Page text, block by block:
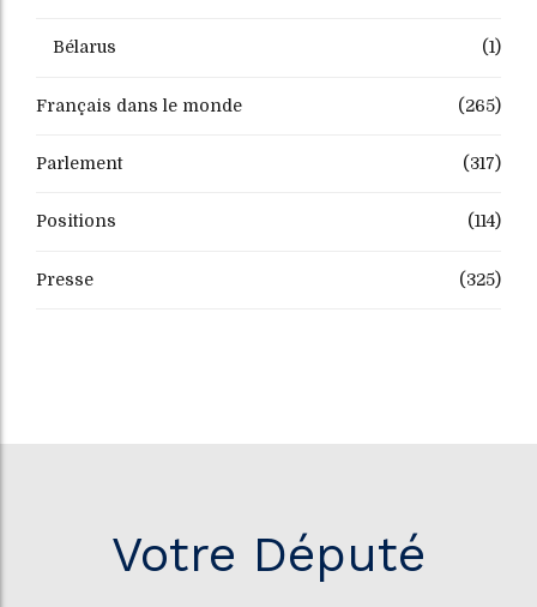
Bélarus (1)
Français dans le monde (265)
Parlement (317)
Positions (114)
Presse (325)
Votre Député